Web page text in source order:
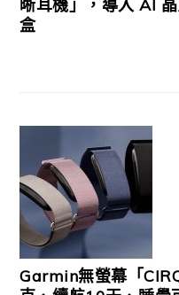
晰耳機」，導入 AI
盒
Garmin無螢幕「